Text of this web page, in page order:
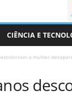
CIÊNCIA E
a mulher